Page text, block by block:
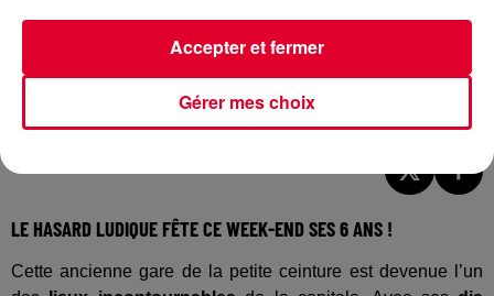
Le Hasard Ludique fête ses 6 ans
Crédit : Instagram / Le Hasard ludique
LE HASARD LUDIQUE FÊTE CE WEEK-END SES 6 ANS !
Cette ancienne gare de la petite ceinture est devenue l’un
Gérer mes choix
Accepter et fermer